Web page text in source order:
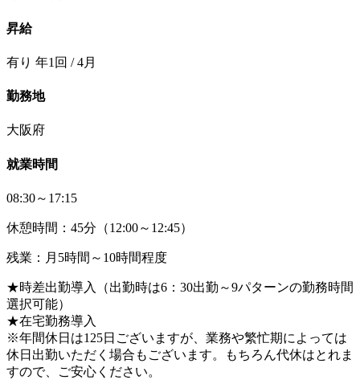
昇給
有り 年1回 / 4月
勤務地
大阪府
就業時間
08:30～17:15
休憩時間：45分（12:00～12:45）
残業：月5時間～10時間程度
★時差出勤導入（出勤時は6：30出勤～9パターンの勤務時間
選択可能）
★在宅勤務導入
※年間休日は125日ございますが、業務や繁忙期によっては
休日出勤いただく場合もございます。もちろん代休はとれま
すので、ご安心ください。